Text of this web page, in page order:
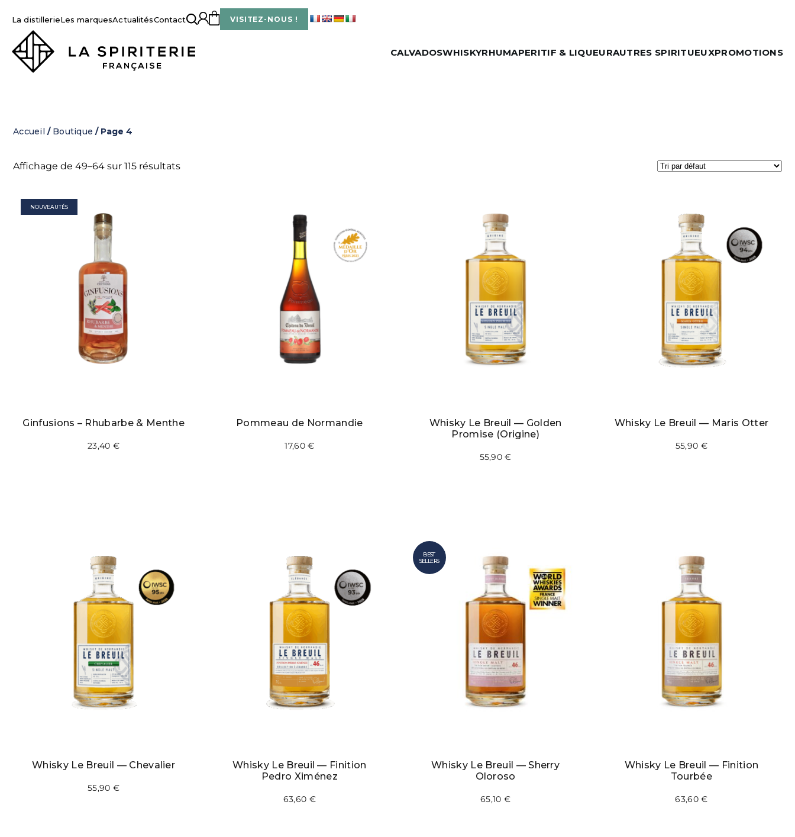
content
La distillerieLes marquesActualitésContact VISITEZ-NOUS !
CALVADOSWHISKYRHUMAPERITIF & LIQUEURAUTRES SPIRITUEUXPROMOTIONS
Accueil / Boutique / Page 4
Affichage de 49–64 sur 115 résultats
NOUVEAUTÉS
Ginfusions – Rhubarbe & Menthe
23,40 €
Pommeau de Normandie
17,60€
Whisky Le Breuil — Golden
Promise (Origine)
55,90€
Whisky Le Breuil — Maris Otter
55,90 €
Whisky Le Breuil — Chevalier
55,90 €
Whisky Le Breuil — Finition
Pedro Ximénez
63,60 €
BEST
SELLERS
Whisky Le Breuil — Sherry
Oloroso
65,10 €
Whisky Le Breuil — Finition
Tourbée
63,60€